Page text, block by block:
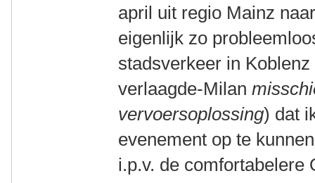
april uit regio Mainz
eigenlijk zo
stadsverkeer in
verlaagde-Milan
vervoersoplossing) dat
evenement op te
i.p.v. de comfortabelere